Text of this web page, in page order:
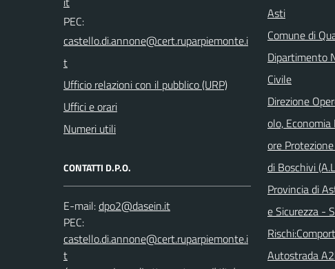
PEC:
Ufficio relazioni con il pubblico (URP)
Uffici e orari
Numeri utili
CONTATTI D.P.O.
E-mail:
PEC:
Asti
Comune di
Dipartimento
Civile
Direzione
olo,
ore
di Boschivi
Provincia di
e Sicurezza -
Autostrada